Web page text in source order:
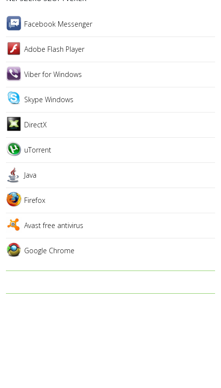
Facebook Messenger
Adobe Flash Player
Viber for Windows
Skype Windows
DirectX
uTorrent
Java
Firefox
Avast free antivirus
Google Chrome